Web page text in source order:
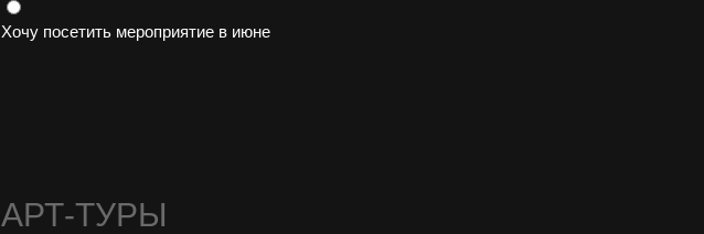
Хочу посетить мероприятие в июне
АРТ-ТУРЫ